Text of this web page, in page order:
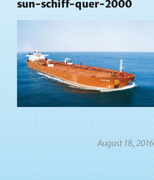
sun-schiff-quer-2000
Veröffentlicht
August 18, 2016